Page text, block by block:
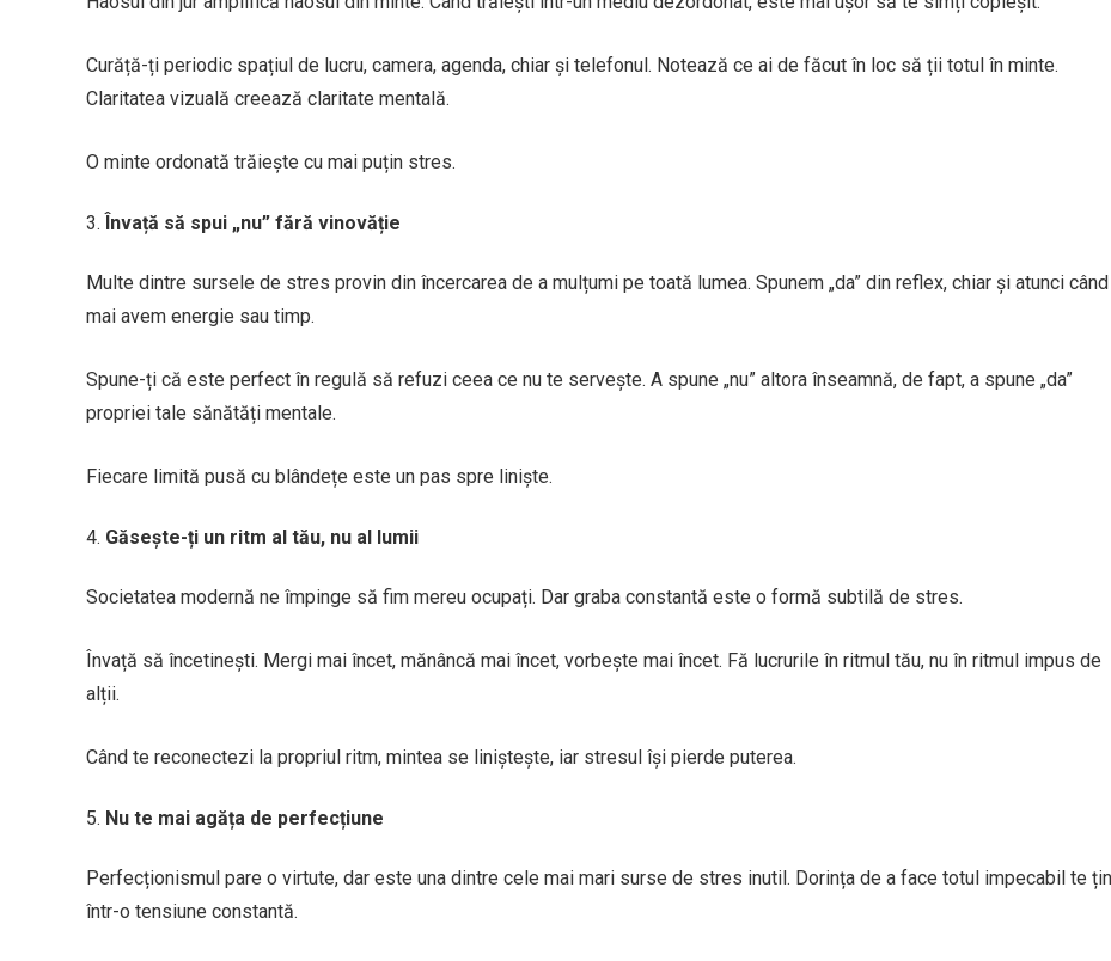
Curăță-ți periodic spațiul de lucru, camera, agenda, chiar și telefonul. Notează ce ai de făcut în loc să ții totul în minte.
Claritatea vizuală creează claritate mentală.
O minte ordonată trăiește cu mai puțin stres.
Învață să spui „nu” fără vinovăție
Multe dintre sursele de stres provin din încercarea de a mulțumi pe toată lumea. Spunem „da” din reflex, chiar și atunci când
mai avem energie sau timp.
Spune-ți că este perfect în regulă să refuzi ceea ce nu te servește. A spune „nu” altora înseamnă, de fapt, a spune „da”
propriei tale sănătăți mentale.
Fiecare limită pusă cu blândețe este un pas spre liniște.
Găsește-ți un ritm al tău, nu al lumii
Societatea modernă ne împinge să fim mereu ocupați. Dar graba constantă este o formă subtilă de stres.
Învață să încetinești. Mergi mai încet, mănâncă mai încet, vorbește mai încet. Fă lucrurile în ritmul tău, nu în ritmul impus de
alții.
Când te reconectezi la propriul ritm, mintea se liniștește, iar stresul își pierde puterea.
Nu te mai agăța de perfecțiune
Perfecționismul pare o virtute, dar este una dintre cele mai mari surse de stres inutil. Dorința de a face totul impecabil te
într-o tensiune constantă.